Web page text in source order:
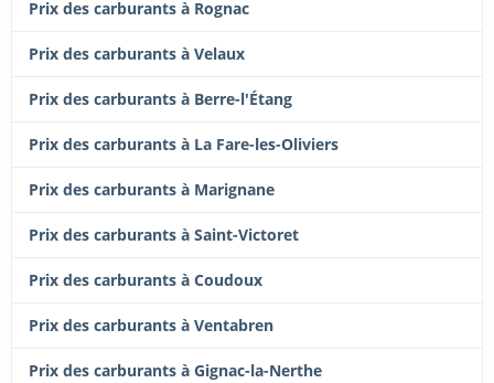
Prix des carburants à Rognac
Prix des carburants à Velaux
Prix des carburants à Berre-l'Étang
Prix des carburants à La Fare-les-Oliviers
Prix des carburants à Marignane
Prix des carburants à Saint-Victoret
Prix des carburants à Coudoux
Prix des carburants à Ventabren
Prix des carburants à Gignac-la-Nerthe